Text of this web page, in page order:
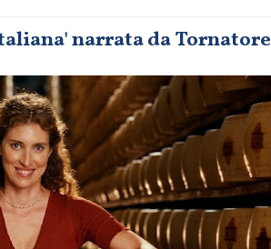
narrata da Tornatore